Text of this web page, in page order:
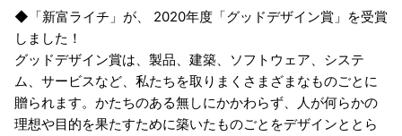
◆「新富ライチ」が、 2020年度「グッドデザイン賞」を受賞
しました！
グッドデザイン賞は、製品、建築、ソフトウェア、システ
ム、サービスなど、私たちを取りまくさまざまなものごとに
贈られます。かたちのある無しにかかわらず、人が何らかの
理想や目的を果たすために築いたものごとをデザインととら